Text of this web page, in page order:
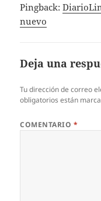
Pingback:
nuevo
Deja una
Tu dirección de correo
obligatorios están
COMENTARIO *